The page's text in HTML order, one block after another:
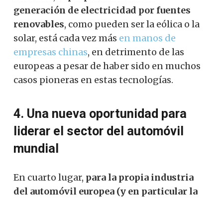
generación de electricidad por fuentes
renovables, como pueden ser la eólica o la
solar, está cada vez más en manos de
empresas chinas, en detrimento de las
europeas a pesar de haber sido en muchos
casos pioneras en estas tecnologías.
4. Una nueva oportunidad para
liderar el sector del automóvil
mundial
En cuarto lugar, para la propia industria
del automóvil europea (y en particular la